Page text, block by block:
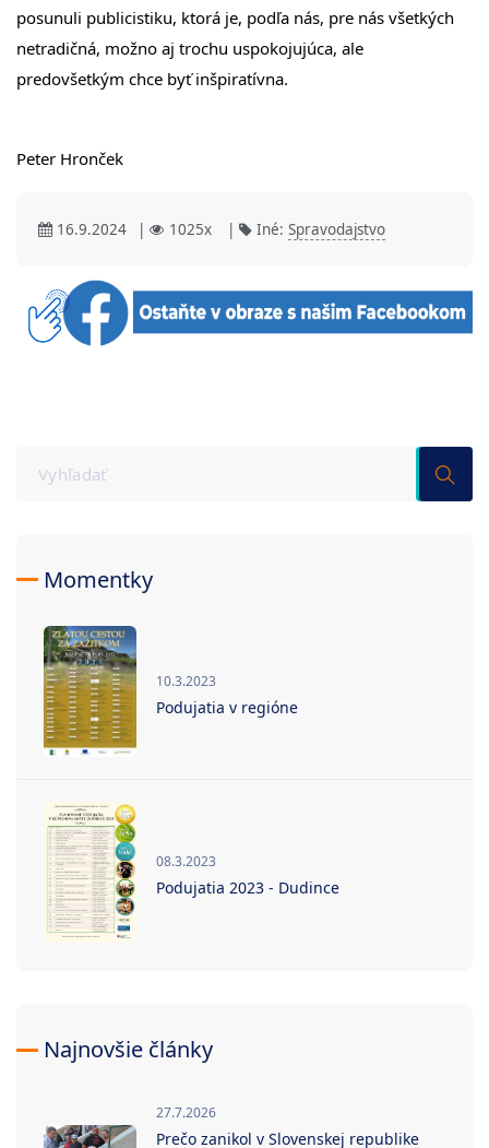
posunuli publicistiku, ktorá je, podľa nás, pre nás všetkých
netradičná, možno aj trochu uspokojujúca, ale
predovšetkým chce byť inšpiratívna.
Peter Hronček
16.9.2024 | 1025x | Iné: Spravodajstvo
Momentky
10.3.2023
Podujatia v regióne
08.3.2023
Podujatia 2023 - Dudince
Najnovšie články
27.7.2026
Prečo zanikol v Slovenskej republike